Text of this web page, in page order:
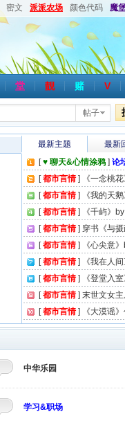
密文 派派农场 颜色代码 魔
堂 靓 赌 V
帖子
最新主题
最新
[♥ 聊天&心情涂鸦 ] 论
[都市言情]
《一念桃
[都市言情]
《我的天
[都市言情]
《千屿》
[都市言情] 穿书《与
[都市言情]
《心尖意
[都市言情]
《我在人
[都市言情]
《登堂入
[都市言情] 末世文女
[都市言情] 《大漠谣
中华乐园
学习&职场